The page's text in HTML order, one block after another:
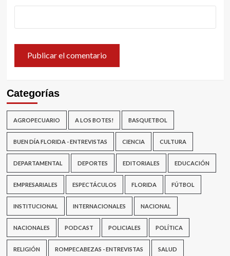
Categorías
AGROPECUARIO A LOS BOTES! BASQUETBOL
BUEN DÍA FLORIDA - ENTREVISTAS CIENCIA CULTURA
DEPARTAMENTAL DEPORTES EDITORIALES EDUCACIÓN
EMPRESARIALES ESPECTÁCULOS FLORIDA FÚTBOL
INSTITUCIONAL INTERNACIONALES NACIONAL
NACIONALES PODCAST POLICIALES POLÍTICA
RELIGIÓN ROMPECABEZAS - ENTREVISTAS SALUD